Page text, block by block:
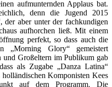
aufmunternden Applaus bat.
denn die Jugend 2015
der aber unter der fachkundigen
aufhorchen ließ. Mit einem
perfekt, so dass auch die
„Morning Glory“ gemeistert
Großeltern im Publikum gab
als Zugabe „Danza Latina“
Komponisten Kees
auf dem Programm. Die